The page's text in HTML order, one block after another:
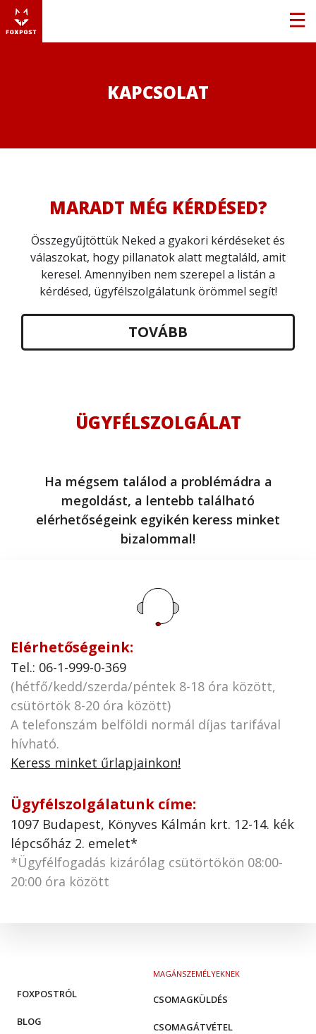
KAPCSOLAT
MARADT MÉG KÉRDÉSED?
Összegyűjtöttük Neked a gyakori kérdéseket és
válaszokat, hogy pillanatok alatt megtaláld, amit
keresel. Amennyiben nem szerepel a listán a
kérdésed, ügyfélszolgálatunk örömmel segít!
TOVÁBB
ÜGYFÉLSZOLGÁLAT
Ha mégsem találod a problémádra a
megoldást, a lentebb található
elérhetőségeink egyikén keress minket
bizalommal!
Elérhetőségeink:
Tel.: 06-1-999-0-369
(hétfő/kedd/szerda/péntek 8-18 óra között,
csütörtök 8-20 óra között)
A telefonszám belföldi normál díjas tarifával
hívható.
Keress minket űrlapjainkon!
Ügyfélszolgálatunk címe:
1097 Budapest, Könyves Kálmán krt. 12-14. kék
lépcsőház 2. emelet*
*Ügyfélfogadás kizárólag csütörtökön 08:00-
20:00 óra között
MAGÁNSZEMÉLYEKNEK
CSOMAGKÜLDÉS
CSOMAGÁTVÉTEL
FOXPOSTRÓL
BLOG